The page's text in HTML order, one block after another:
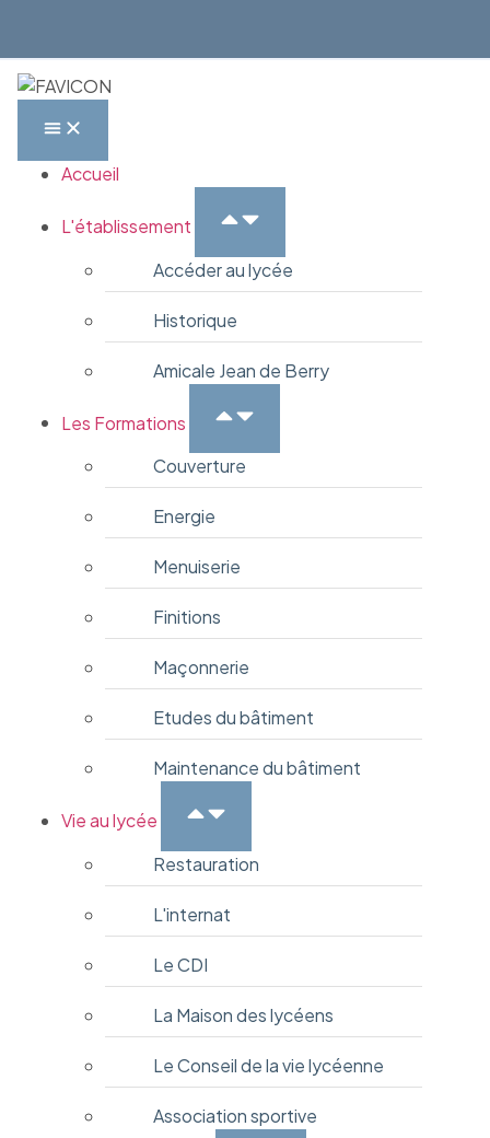
Accueil
L'établissement
Accéder au lycée
Historique
Amicale Jean de Berry
Les Formations
Couverture
Energie
Menuiserie
Finitions
Maçonnerie
Etudes du bâtiment
Maintenance du bâtiment
Vie au lycée
Restauration
L'internat
Le CDI
La Maison des lycéens
Le Conseil de la vie lycéenne
Association sportive